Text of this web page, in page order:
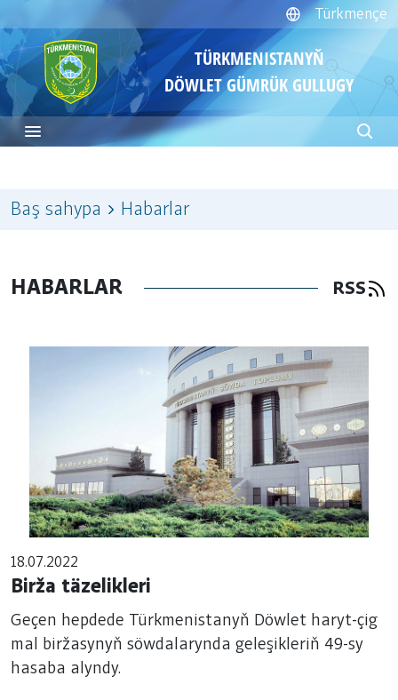
Türkmençe
TÜRKMENISTANYŇ
DÖWLET GÜMRÜK GULLUGY
Baş sahypa Habarlar
HABARLAR RSS
18.07.2022
Birža täzelikleri
Geçen hepdede Türkmenistanyň Döwlet haryt-çig
mal biržasynyň söwdalarynda geleşikleriň 49-sy
hasaba alyndy.